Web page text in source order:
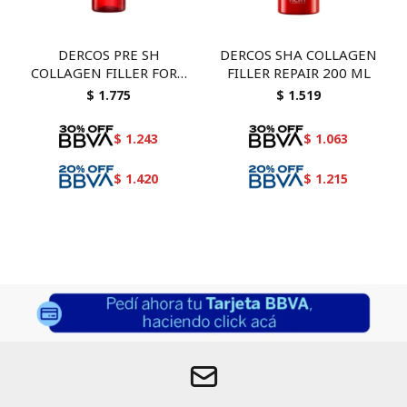
DERCOS PRE SH
COLLAGEN FILLER FORT
150
$ 1.775
$ 1.243
$ 1.420
DERCOS SHA COLLAGEN
FILLER REPAIR 200 ML
$ 1.519
$ 1.063
$ 1.215